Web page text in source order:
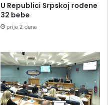
U Republici Srpskoj rođene
32 bebe
prije 2 dana